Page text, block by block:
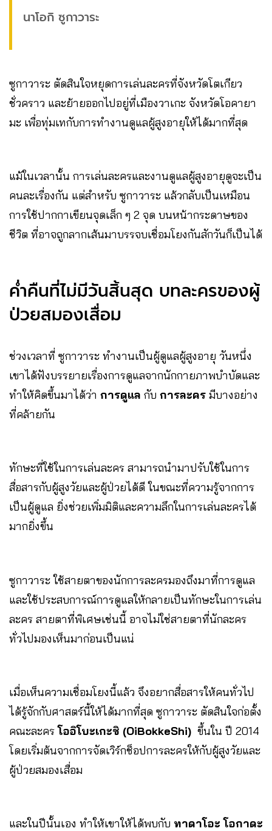
นาโอกิ ซูกาวาระ
ซูกาวาระ ตัดสินใจหยุดการเล่นละครที่จังหวัดโตเกียว
ชั่วคราว และย้ายออกไปอยู่ที่เมืองวาเกะ จังหวัดโอคายา
มะ เพื่อทุ่มเทกับการทำงานดูแลผู้สูงอายุให้ได้มากที่สุด
แม้ในเวลานั้น การเล่นละครและงานดูแลผู้สูงอายุดูจะเป็น
คนละเรื่องกัน แต่สำหรับ ซูกาวาระ แล้วกลับเป็นเหมือน
การใช้ปากกาเขียนจุดเล็ก ๆ 2 จุด บนหน้ากระดาษของ
ชีวิต ที่อาจถูกลากเส้นมาบรรจบเชื่อมโยงกันสักวันก็เป็นได้
ค่ำคืนที่ไม่มีวันสิ้นสุด บทละครของผู้
ป่วยสมองเสื่อม
ช่วงเวลาที่ ซูกาวาระ ทำงานเป็นผู้ดูแลผู้สูงอายุ วันหนึ่ง
เขาได้ฟังบรรยายเรื่องการดูแลจากนักกายภาพบำบัดและ
ทำให้คิดขึ้นมาได้ว่า การดูแล กับ การละคร มีบางอย่าง
ที่คล้ายกัน
ทักษะที่ใช้ในการเล่นละคร สามารถนำมาปรับใช้ในการ
สื่อสารกับผู้สูงวัยและผู้ป่วยได้ดี ในขณะที่ความรู้จากการ
เป็นผู้ดูแล ยิ่งช่วยเพิ่มมิติและความลึกในการเล่นละครได้
มากยิ่งขึ้น
ซูกาวาระ ใช้สายตาของนักการละครมองถึงมาที่การดูแล
และใช้ประสบการณ์การดูแลให้กลายเป็นทักษะในการเล่น
ละคร สายตาที่พิเศษเช่นนี้ อาจไม่ใช่สายตาที่นักละคร
ทั่วไปมองเห็นมาก่อนเป็นแน่
เมื่อเห็นความเชื่อมโยงนี้แล้ว จึงอยากสื่อสารให้คนทั่วไป
ได้รู้จักกับศาสตร์นี้ให้ได้มากที่สุด ซูกาวาระ ตัดสินใจก่อตั้ง
คณะละครโออิโบะเกะชิ (OiBokkeShi) ขึ้นใน ปี 2014
โดยเริ่มต้นจากการจัดเวิร์กช็อปการละครให้กับผู้สูงวัยและ
ผู้ป่วยสมองเสื่อม
และในปีนั้นเอง ทำให้เขาให้ได้พบกับ ทาดาโอะ โอกาดะ